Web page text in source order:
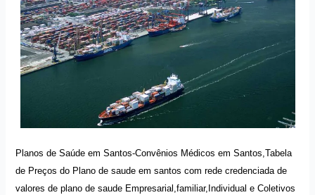
Planos de Saúde em Santos-Convênios Médicos em Santos,Tabela
de Preços do Plano de saude em santos com rede credenciada de
valores de plano de saude Empresarial,familiar,Individual e Coletivos